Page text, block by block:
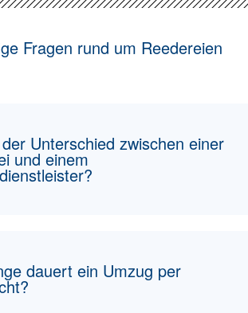
Fragen rund um Reedereien
Unterschied zwischen einer
und einem
organisiert – inklusive
und Zollabwicklung.
dauert ein Umzug per